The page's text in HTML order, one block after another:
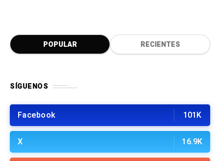
POPULAR RECIENTES
SÍGUENOS
Facebook 101K
X 16.9K